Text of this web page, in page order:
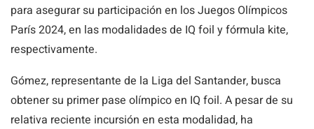
para asegurar su participación en los Juegos Olímpicos
París 2024, en las modalidades de IQ foil y fórmula kite,
respectivamente.
Gómez, representante de la Liga del Santander, busca
obtener su primer pase olímpico en IQ foil. A pesar de su
relativa reciente incursión en esta modalidad, ha